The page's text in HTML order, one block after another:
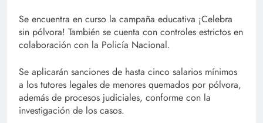
Se encuentra en curso la campaña educativa ¡Celebra
sin pólvora! También se cuenta con controles estrictos en
colaboración con la Policía Nacional.
Se aplicarán sanciones de hasta cinco salarios mínimos
a los tutores legales de menores quemados por pólvora,
además de procesos judiciales, conforme con la
investigación de los casos.